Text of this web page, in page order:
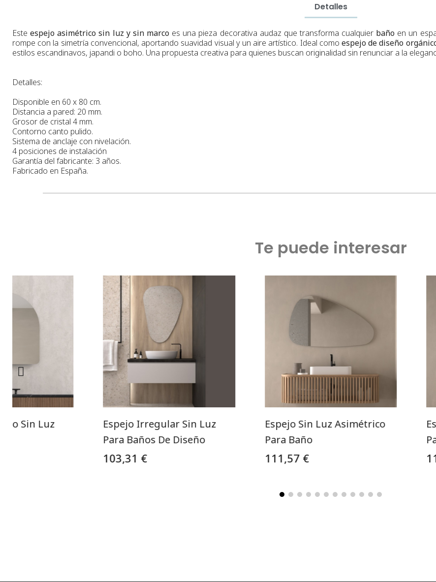
Detalles
Esteespejo asimétrico sin luz y sin marcoes una pieza decorativa audaz que transforma cualquier baño en un
rompe con la simetría convencional, aportando suavidad visual y un aire artístico. Ideal comoespejo de diseño
estilos escandinavos, japandi o boho. Una propuesta creativa para quienes buscan originalidad sin renunciar a la
Detalles:
Disponible en 60 x 80 cm.
Distancia a pared: 20 mm.
Grosor de cristal 4 mm.
Contorno canto pulido.
Sistema de anclaje con nivelación.
4 posiciones de instalación
Garantía del fabricante: 3 años.
Fabricado en España.
Te puede interesar
Sin Luz
Espejo Irregular Sin Luz
Para Baños De Diseño
103,31 €
Espejo Sin Luz Asimétrico
Para Baño
111,57 €